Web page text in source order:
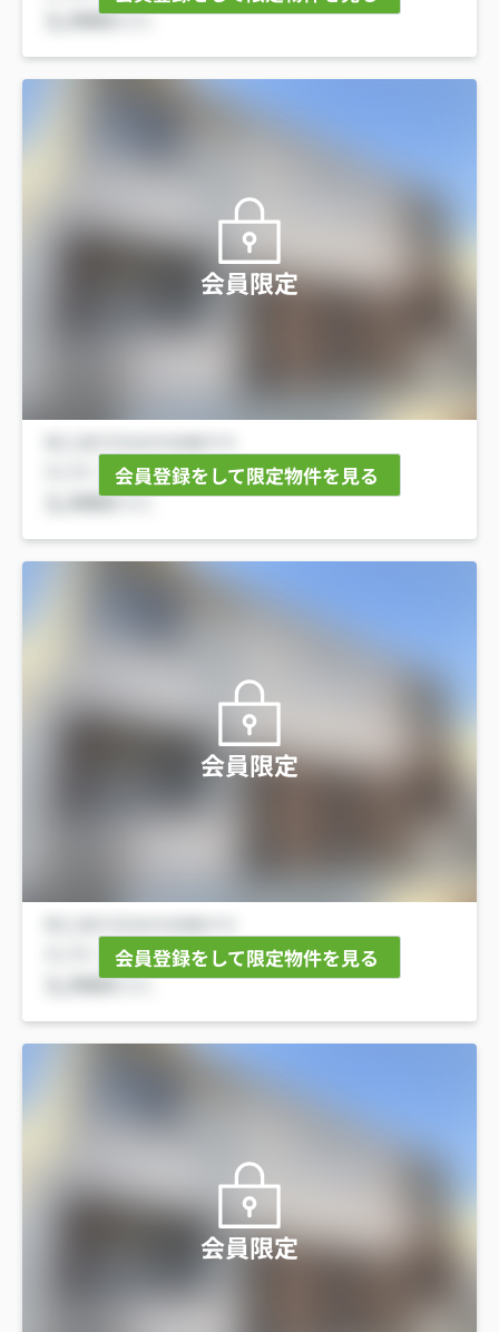
会員限定
会員登録をして限定物件を見る
会員限定
会員登録をして限定物件を見る
会員限定